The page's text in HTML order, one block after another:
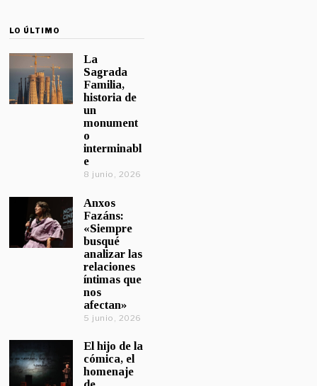
LO ÚLTIMO
La
Sagrada
Familia,
historia de
un
monument
o
interminabl
e
8 junio, 2026
Anxos
Fazáns:
«Siempre
busqué
analizar las
relaciones
íntimas que
nos
afectan»
5 junio, 2026
El hijo de la
cómica, el
homenaje